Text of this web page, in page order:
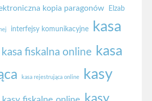
kopia paragonów Elzab
interfejsy komunikacyjne
kasa
kasa fiskalna online kasa
kasa rejestrująca online
kasy